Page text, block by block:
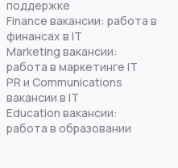
поддержке
Finance вакансии: работа в
финансах в IT
Marketing вакансии:
работа в маркетинге IT
PR и Communications
вакансии в IT
Education вакансии:
работа в образовании